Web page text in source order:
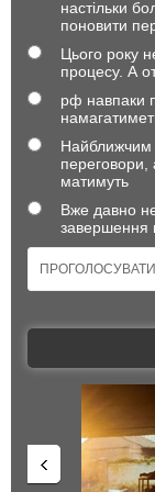
настільки
поновити
Цього року
процесу. А
рф навпаки
Найближчим
переговори,
матимуть
Вже давно
завершення